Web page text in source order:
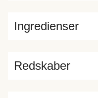
Ingredienser
Redskaber